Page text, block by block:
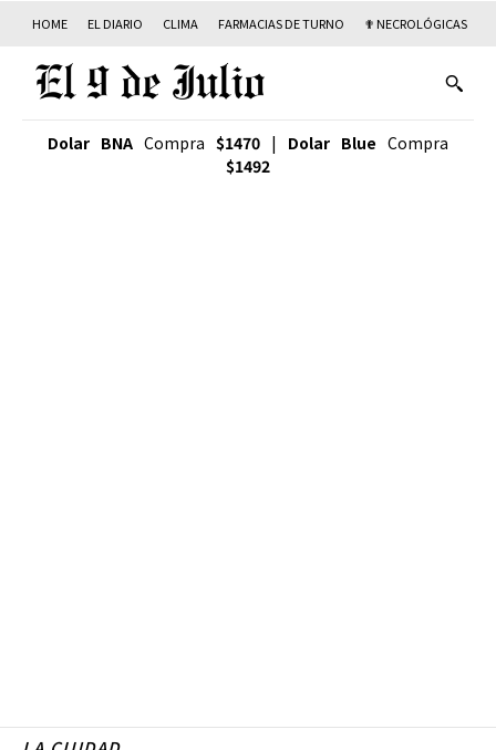
HOME EL DIARIO CLIMA FARMACIAS DE TURNO ✟ NECROLÓGICAS
Dolar BNA Compra $1470 | Dolar Blue Compra
$1492